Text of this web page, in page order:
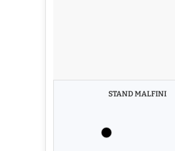
STAND MALFINI